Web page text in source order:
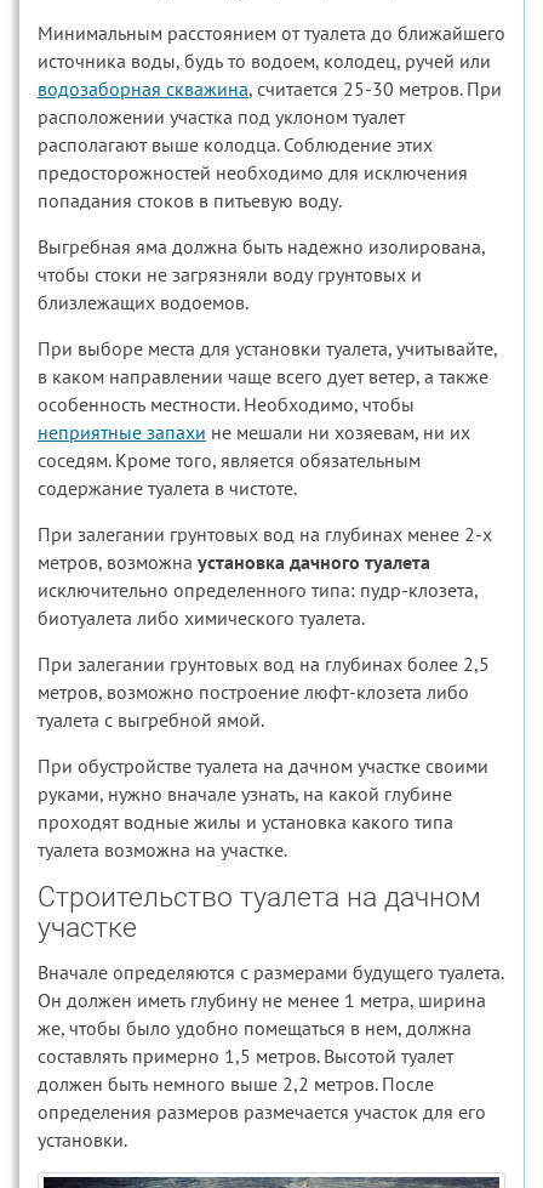
Минимальным расстоянием от туалета до ближайшего
источника воды, будь то водоем, колодец, ручей или
водозаборная скважина, считается 25-30 метров. При
расположении участка под уклоном туалет
располагают выше колодца. Соблюдение этих
предосторожностей необходимо для исключения
попадания стоков в питьевую воду.
Выгребная яма должна быть надежно изолирована,
чтобы стоки не загрязняли воду грунтовых и
близлежащих водоемов.
При выборе места для установки туалета, учитывайте,
в каком направлении чаще всего дует ветер, а также
особенность местности. Необходимо, чтобы
неприятные запахи не мешали ни хозяевам, ни их
соседям. Кроме того, является обязательным
содержание туалета в чистоте.
При залегании грунтовых вод на глубинах менее 2-х
метров, возможна установка дачного туалета
исключительно определенного типа: пудр-клозета,
биотуалета либо химического туалета.
При залегании грунтовых вод на глубинах более 2,5
метров, возможно построение люфт-клозета либо
туалета с выгребной ямой.
При обустройстве туалета на дачном участке своими
руками, нужно вначале узнать, на какой глубине
проходят водные жилы и установка какого типа
туалета возможна на участке.
Строительство туалета на дачном
участке
Вначале определяются с размерами будущего туалета.
Он должен иметь глубину не менее 1 метра, ширина
же, чтобы было удобно помещаться в нем, должна
составлять примерно 1,5 метров. Высотой туалет
должен быть немного выше 2,2 метров. После
определения размеров размечается участок для его
установки.